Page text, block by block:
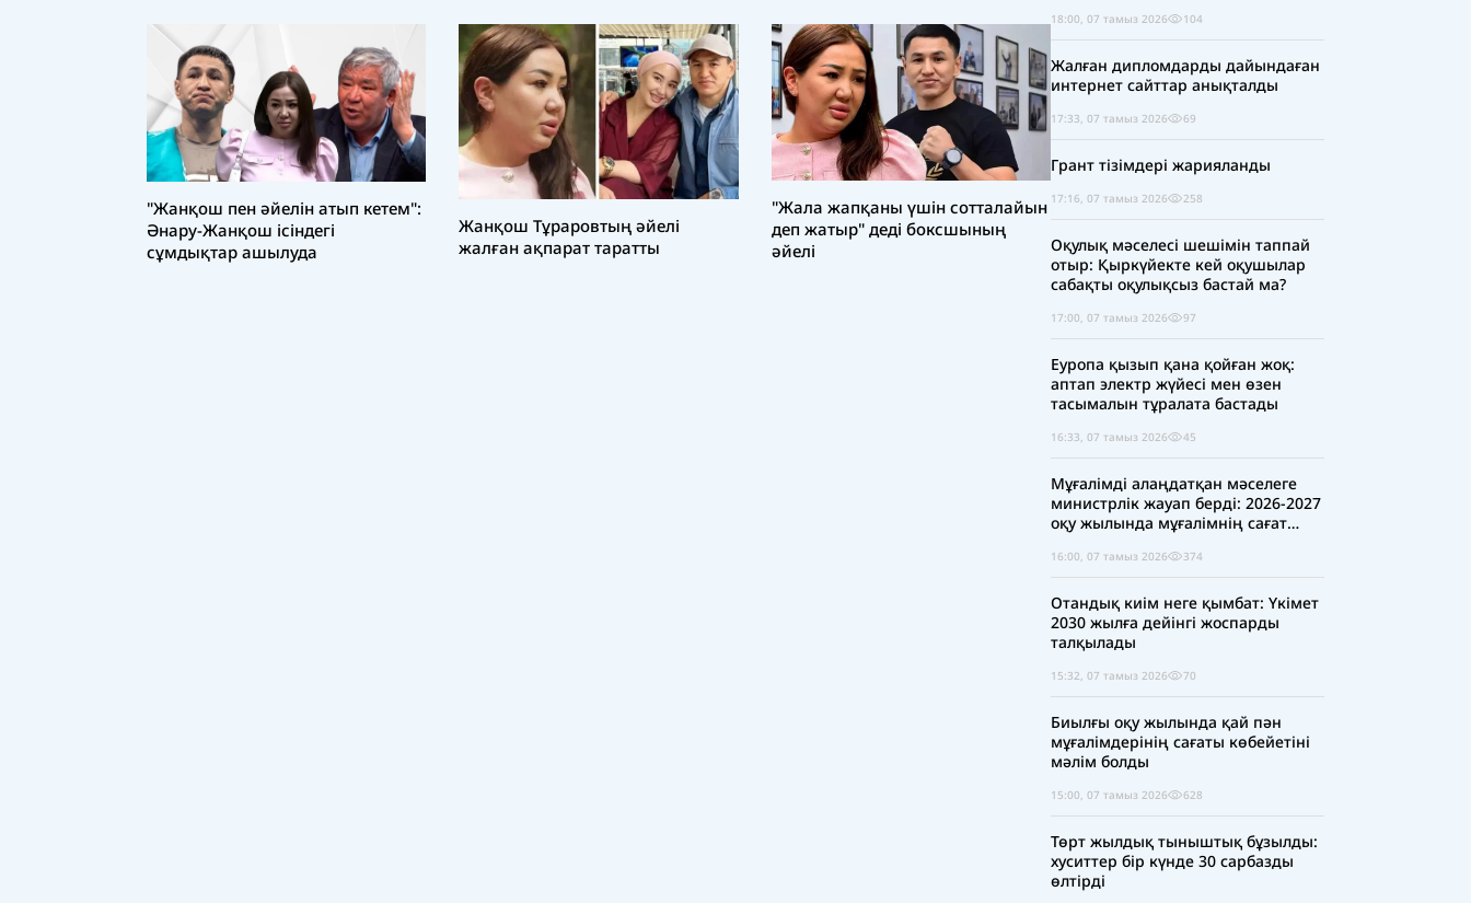
"Жанқош пен әйелін атып кетем":
Әнару-Жанқош ісіндегі
сұмдықтар ашылуда
Жанқош Тұраровтың әйелі
жалған ақпарат таратты
"Жала жапқаны үшін сотталайын
деп жатыр" деді боксшының
әйелі
18:00, 07 тамыз 2026 104
Жалған дипломдарды дайындаған
интернет сайттар анықталды
17:33, 07 тамыз 2026 69
Грант тізімдері жарияланды
17:16, 07 тамыз 2026 258
Оқулық мәселесі шешімін таппай
отыр: Қыркүйекте кей оқушылар
сабақты оқулықсыз бастай ма?
17:00, 07 тамыз 2026 97
Еуропа қызып қана қойған жоқ:
аптап электр жүйесі мен өзен
тасымалын тұралата бастады
16:33, 07 тамыз 2026 45
Мұғалімді алаңдатқан мәселеге
министрлік жауап берді: 2026-2027
оқу жылында мұғалімнің сағат
16:00, 07 тамыз 2026 374
Отандық киім неге қымбат: Үкімет
2030 жылға дейінгі жоспарды
талқылады
15:32, 07 тамыз 2026 70
Биылғы оқу жылында қай пән
мұғалімдерінің сағаты көбейетіні
мәлім болды
15:00, 07 тамыз 2026 628
Төрт жылдық тыныштық бұзылды:
хуситтер бір күнде 30 сарбазды
өлтірді